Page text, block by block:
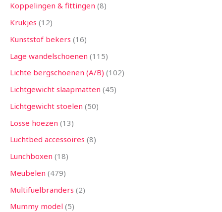
Koppelingen & fittingen 8
Krukjes 12
Kunststof bekers 16
Lage wandelschoenen 115
Lichte bergschoenen (A/B) 102
Lichtgewicht slaapmatten 45
Lichtgewicht stoelen 50
Losse hoezen 13
Luchtbed accessoires 8
Lunchboxen 18
Meubelen 479
Multifuelbranders 2
Mummy model 5